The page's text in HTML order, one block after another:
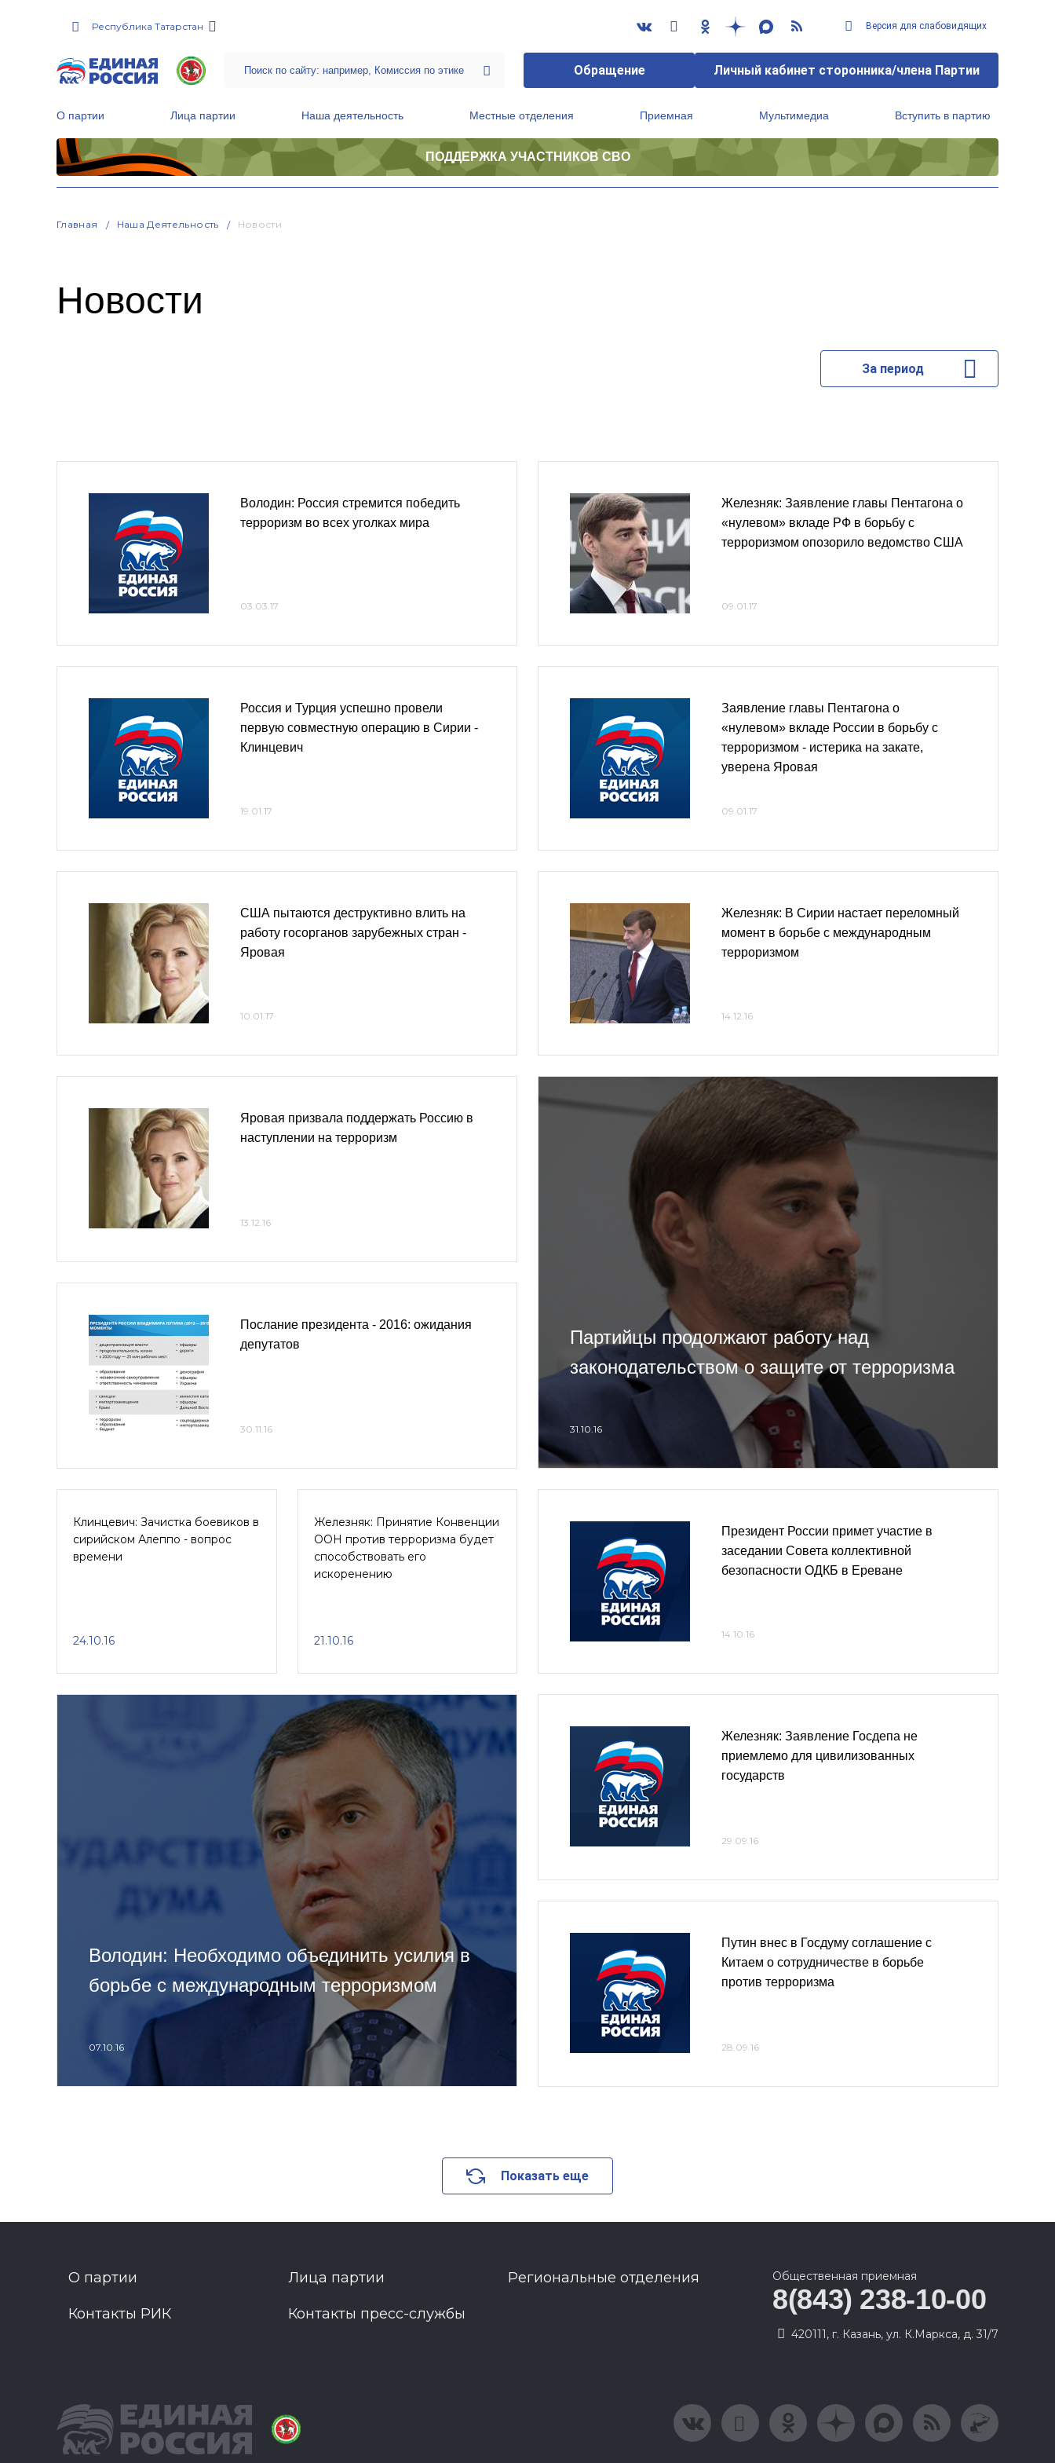
Республика Татарстан Версия для слабовидящих
Обращение Личный кабинет сторонника/члена Партии
О партии Лица партии Наша деятельность Местные отделения Приемная Мультимедиа Вступить в партию
ПОДДЕРЖКА УЧАСТНИКОВ СВО
Главная Наша Деятельность Новости
Новости
За период
Володин: Россия стремится победить
терроризм во всех уголках мира
03.03.17
Россия и Турция успешно провели
первую совместную операцию в Сирии -
Клинцевич
19.01.17
США пытаются деструктивно влить на
работу госорганов зарубежных стран -
Яровая
10.01.17
Железняк: Заявление главы Пентагона о
«нулевом» вкладе РФ в борьбу с
терроризмом опозорило ведомство США
09.01.17
Заявление главы Пентагона о
«нулевом» вкладе России в борьбу с
терроризмом - истерика на закате,
уверена Яровая
09.01.17
Железняк: В Сирии настает переломный
момент в борьбе с международным
терроризмом
14.12.16
Яровая призвала поддержать Россию в
наступлении на терроризм
13.12.16
Послание президента - 2016: ожидания
депутатов
30.11.16
Партийцы продолжают работу над
законодательством о защите от терроризма
31.10.16
Клинцевич: Зачистка боевиков в
сирийском Алеппо - вопрос
времени
24.10.16
Железняк: Принятие Конвенции
ООН против терроризма будет
способствовать его
искоренению
21.10.16
Президент России примет участие в
заседании Совета коллективной
безопасности ОДКБ в Ереване
14.10.16
Володин: Необходимо объединить усилия в
борьбе с международным терроризмом
07.10.16
Железняк: Заявление Госдепа не
приемлемо для цивилизованных
государств
29.09.16
Путин внес в Госдуму соглашение с
Китаем о сотрудничестве в борьбе
против терроризма
28.09.16
Показать еще
О партии Лица партии Региональные отделения
Контакты РИК Контакты пресс-службы
Общественная приемная
8(843) 238-10-00
420111, г. Казань, ул. К.Маркса, д. 31/7